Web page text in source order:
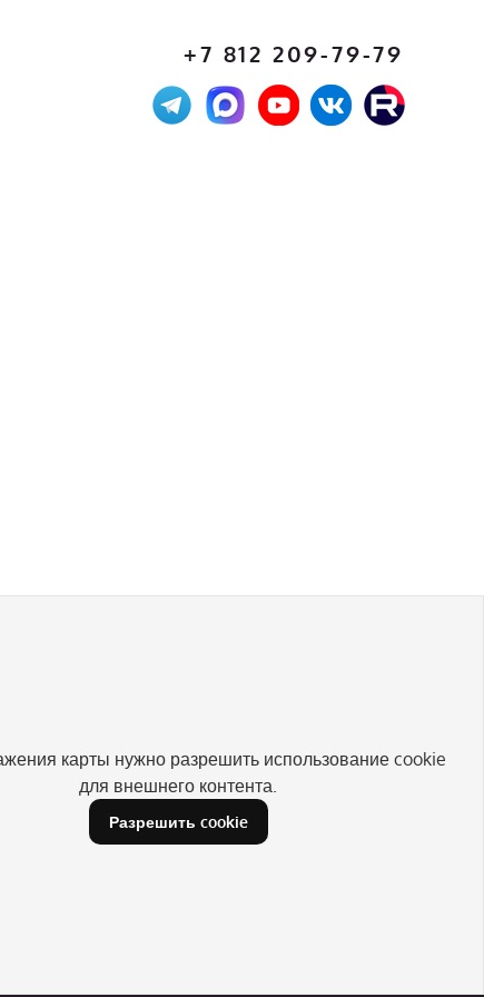
+7 812 209-79-79
карты нужно разрешить использование cookie
для внешнего контента.
Разрешить cookie